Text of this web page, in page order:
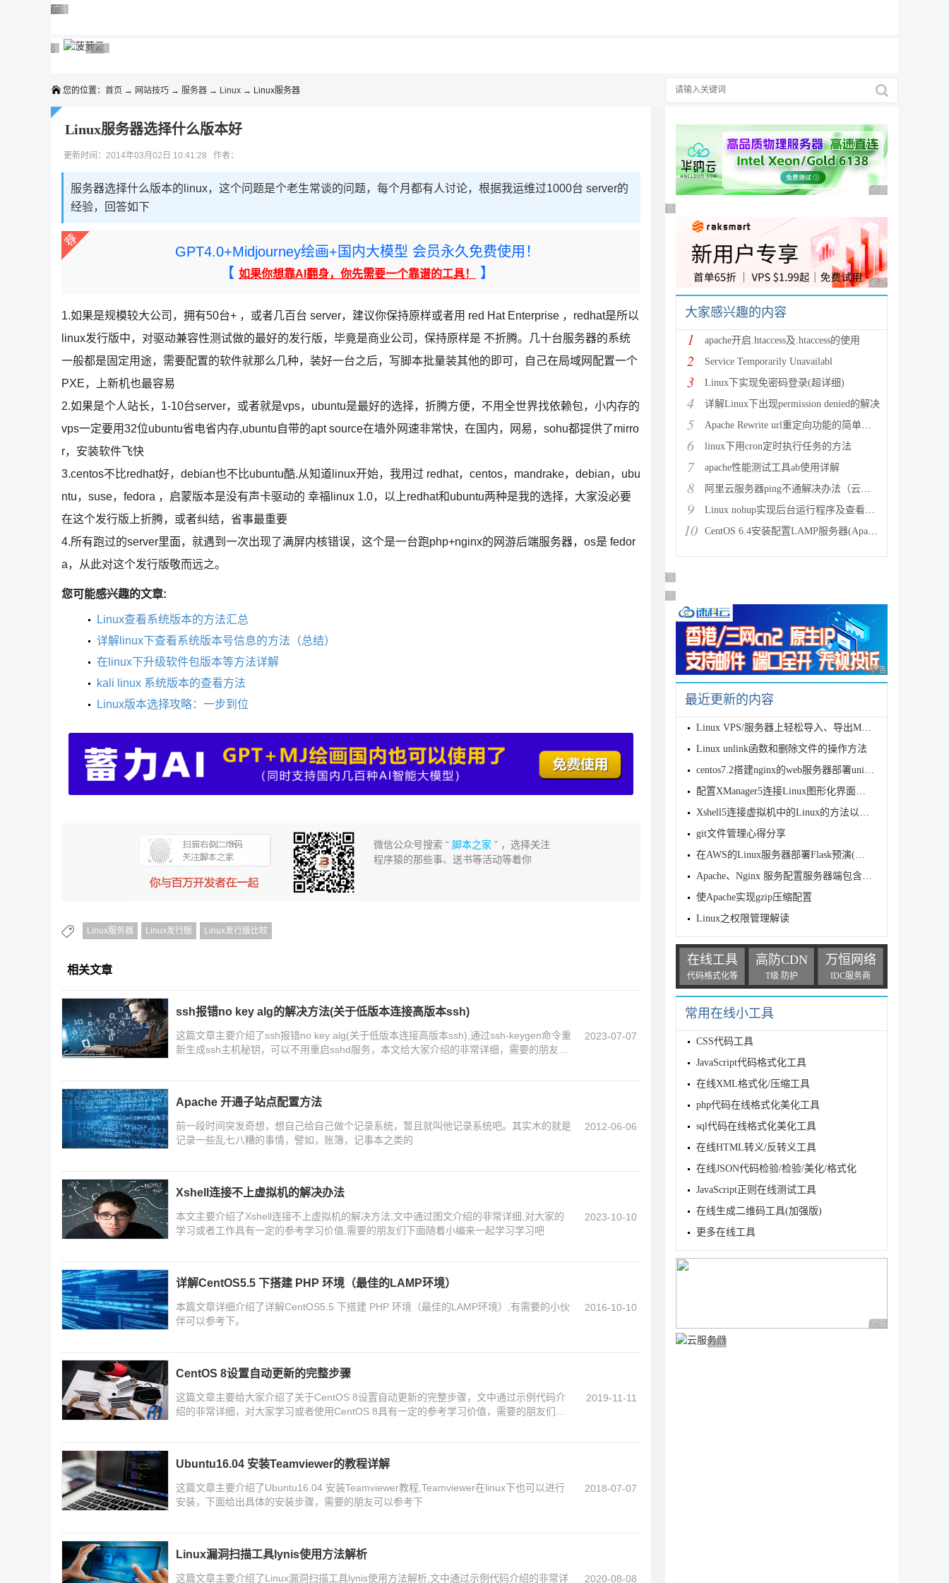
广告 商业广告，理性选择
广告 商业广告，理性选择
广告 商业广告，理性选择
广告 商业广告，理性选择
广告 商业广告，理性选择
广告 商业广告，理性选择
广告 商业广告，理性选择
广告 商业广告，理性选择广告 商业广告，理性选择
广告 商业广告，理性选择
您的位置： 首页 → 网站技巧 → 服务器 → Linux → Linux服务器
Linux服务器选择什么版本好
更新时间：2014年03月02日 10:41:28 作者：
服务器选择什么版本的linux，这个问题是个老生常谈的问题，每个月都有人讨论，根据我运维过1000台 server的
经验，回答如下
GPT4.0+Midjourney绘画+国内大模型 会员永久免费使用！
【 如果你想靠AI翻身，你先需要一个靠谱的工具！ 】
1.如果是规模较大公司，拥有50台+ ，或者几百台 server，建议你保持原样或者用 red Hat Enterprise ，redhat是所以
linux发行版中，对驱动兼容性测试做的最好的发行版，毕竟是商业公司，保持原样是 不折腾。几十台服务器的系统
一般都是固定用途，需要配置的软件就那么几种，装好一台之后，写脚本批量装其他的即可，自己在局域网配置一个
PXE，上新机也最容易
2.如果是个人站长，1-10台server，或者就是vps，ubuntu是最好的选择，折腾方便，不用全世界找依赖包，小内存的
vps一定要用32位ubuntu省电省内存,ubuntu自带的apt source在墙外网速非常快，在国内，网易，sohu都提供了mirro
r，安装软件飞快
3.centos不比redhat好，debian也不比ubuntu酷.从知道linux开始，我用过 redhat，centos，mandrake，debian，ubu
ntu，suse，fedora ，启蒙版本是没有声卡驱动的 幸福linux 1.0，以上redhat和ubuntu两种是我的选择，大家没必要
在这个发行版上折腾，或者纠结，省事最重要
4.所有跑过的server里面，就遇到一次出现了满屏内核错误，这个是一台跑php+nginx的网游后端服务器，os是 fedor
a，从此对这个发行版敬而远之。
您可能感兴趣的文章:
Linux查看系统版本的方法汇总
详解linux下查看系统版本号信息的方法（总结）
在linux下升级软件包版本等方法详解
kali linux 系统版本的查看方法
Linux版本选择攻略：一步到位
微信公众号搜索 “脚本之家 ” ，选择关注
程序猿的那些事、送书等活动等着你
Linux服务器 Linux发行版 Linux发行版比较
相关文章
ssh报错no key alg的解决方法(关于低版本连接高版本ssh)
这篇文章主要介绍了ssh报错no key alg(关于低版本连接高版本ssh),通过ssh-keygen命令重
新生成ssh主机秘钥，可以不用重启sshd服务，本文给大家介绍的非常详细，需要的朋友可
2023-07-07
Apache 开通子站点配置方法
前一段时间突发奇想，想自己给自己做个记录系统，暂且就叫他记录系统吧。其实木的就是
记录一些乱七八糟的事情，譬如，账簿，记事本之类的
2012-06-06
Xshell连接不上虚拟机的解决办法
本文主要介绍了Xshell连接不上虚拟机的解决方法,文中通过图文介绍的非常详细,对大家的
学习或者工作具有一定的参考学习价值,需要的朋友们下面随着小编来一起学习学习吧
2023-10-10
详解CentOS5.5 下搭建 PHP 环境（最佳的LAMP环境）
本篇文章详细介绍了详解CentOS5.5 下搭建 PHP 环境（最佳的LAMP环境）,有需要的小伙
伴可以参考下。
2016-10-10
CentOS 8设置自动更新的完整步骤
这篇文章主要给大家介绍了关于CentOS 8设置自动更新的完整步骤，文中通过示例代码介
绍的非常详细，对大家学习或者使用CentOS 8具有一定的参考学习价值，需要的朋友们下
2019-11-11
Ubuntu16.04 安装Teamviewer的教程详解
这篇文章主要介绍了Ubuntu16.04 安装Teamviewer教程,Teamviewer在linux下也可以进行
安装，下面给出具体的安装步骤，需要的朋友可以参考下
2018-07-07
Linux漏洞扫描工具lynis使用方法解析
这篇文章主要介绍了Linux漏洞扫描工具lynis使用方法解析,文中通过示例代码介绍的非常详 2020-08-08
广告 商业广告，理性
广告 商业广告，理性选择
广告 商业广告，理性
大家感兴趣的内容
1 apache开启.htaccess及.htaccess的使用
2 Service Temporarily Unavailabl
3 Linux下实现免密码登录(超详细)
4 详解Linux下出现permission denied的解决
5 Apache Rewrite url重定向功能的简单配置
6 linux下用cron定时执行任务的方法
7 apache性能测试工具ab使用详解
8 阿里云服务器ping不通解决办法（云服务器搭建完环境访问不了
9 Linux nohup实现后台运行程序及查看（nohup与&
10 CentOS 6.4安装配置LAMP服务器(Apache+P
广告 商业广告，理性选择
广告 商业广告，理性选择
广告 商业广告，理性
最近更新的内容
Linux VPS/服务器上轻松导入、导出MySQL数据库的几种方法
Linux unlink函数和删除文件的操作方法
centos7.2搭建nginx的web服务器部署uniapp项目
配置XManager5连接Linux图形化界面详解
Xshell5连接虚拟机中的Linux的方法以及失败原因解决
git文件管理心得分享
在AWS的Linux服务器部署Flask预演(详细步骤)
Apache、Nginx 服务配置服务器端包含（SSI）
使Apache实现gzip压缩配置
Linux之权限管理解读
在线工具
代码格式化等
高防CDN
T级 防护
万恒网络
IDC服务商
常用在线小工具
CSS代码工具
JavaScript代码格式化工具
在线XML格式化/压缩工具
php代码在线格式化美化工具
sql代码在线格式化美化工具
在线HTML转义/反转义工具
在线JSON代码检验/检验/美化/格式化
JavaScript正则在线测试工具
在线生成二维码工具(加强版)
更多在线工具
广告 商业广告，理性
广告 商业广告，理性选择